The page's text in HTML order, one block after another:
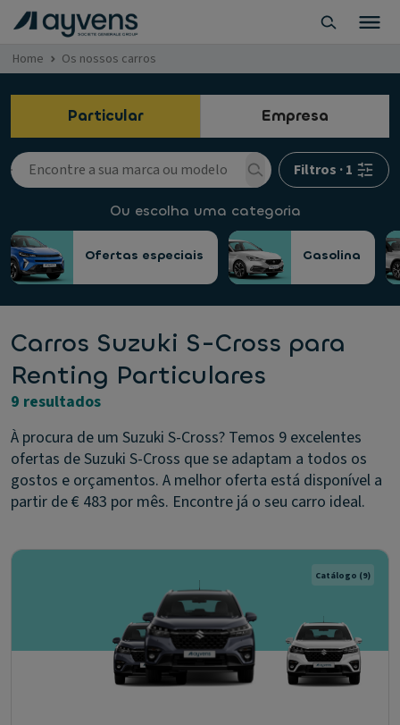
Home Os nossos carros
Particular Empresa
Filtros ·1
Ou escolha uma categoria
Ofertas especiais Gasolina
Carros Suzuki S-Cross para
Renting Particulares
9 resultados
À procura de um Suzuki S-Cross? Temos 9 excelentes
ofertas de Suzuki S-Cross que se adaptam a todos os
gostos e orçamentos. A melhor oferta está disponível a
partir de € 483 por mês. Encontre já o seu carro ideal.
Catálogo (9)